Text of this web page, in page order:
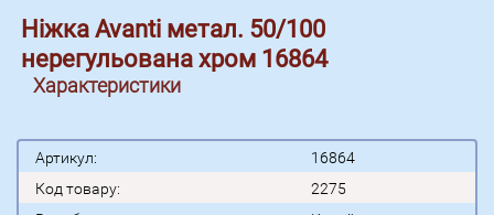
Ніжка Avanti метал. 50/100
нерегульована хром 16864
Характеристики
Артикул:
16864
Код товару:
2275